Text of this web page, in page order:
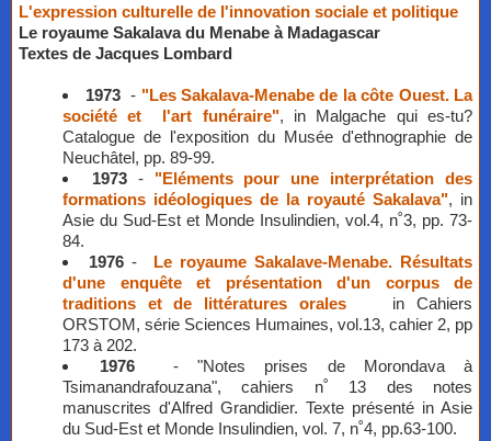
L'expression culturelle de l'innovation sociale et politique
Le royaume Sakalava du Menabe à Madagascar
​Textes de Jacques Lombard
1973 - "Les Sakalava-Menabe de la côte Ouest. La
société et l'art funéraire", in Malgache qui es-tu?
Catalogue de l'exposition du Musée d'ethnographie de
Neuchâtel, pp. 89-99.
1973- "Eléments pour une interprétation des
formations idéologiques de la royauté Sakalava", in
Asie du Sud-Est et Monde Insulindien, vol.4, n˚3, pp. 73-
84.
1976 - Le royaume Sakalave-Menabe. Résultats
d'une enquête et présentation d'un corpus de
traditions et de littératures oralesin Cahiers
ORSTOM, série Sciences Humaines, vol.13, cahier 2, pp
173 à 202.
1976 - "Notes prises de Morondava à
Tsimanandrafouzana", cahiers n˚ 13 des notes
manuscrites d'Alfred Grandidier. Texte présenté in Asie
du Sud-Est et Monde Insulindien, vol. 7, n˚4, pp.63-100.